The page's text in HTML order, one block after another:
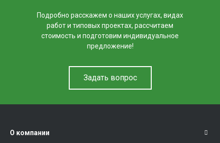
Подробно расскажем о наших услугах, видах
работ и типовых проектах, рассчитаем
стоимость и подготовим индивидуальное
предложение!
Задать вопрос
О компании